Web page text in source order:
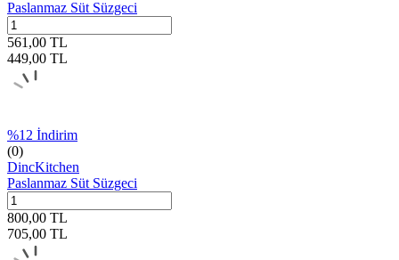
Paslanmaz Süt Süzgeci
561,00 TL
449,00 TL
%12 İndirim
(0)
DincKitchen
Paslanmaz Süt Süzgeci
800,00 TL
705,00 TL